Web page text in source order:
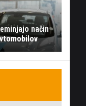
način